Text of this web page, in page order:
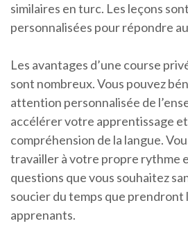
similaires en turc. Les leçons
personnalisées pour répondre
Les avantages d’une course
sont nombreux. Vous pouvez
attention personnalisée de
accélérer votre apprentissage
compréhension de la langue.
travailler à votre propre rythme
questions que vous souhaitez
soucier du temps que prendront
apprenants.